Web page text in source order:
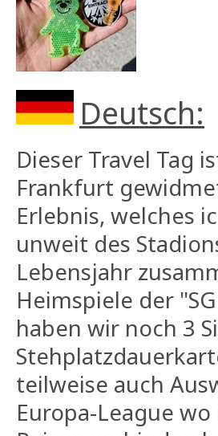
Deutsch:
Dieser Travel Tag
Frankfurt
Erlebnis, welches
unweit des
Lebensjahr
Heimspiele der
haben wir noch 3
teilweise auch
Europa-League